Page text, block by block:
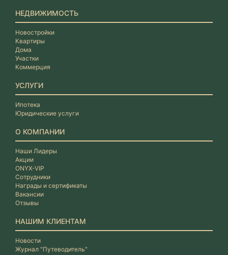
НЕДВИЖИМОСТЬ
Новостройки
Квартиры
Дома
Участки
Коммерция
УСЛУГИ
Ипотека
Юридические услуги
О КОМПАНИИ
Наши Лидеры
Акции
ONYX-VIP
Сотрудники
Награды и сертификаты
Вакансии
Отзывы
НАШИМ КЛИЕНТАМ
Новости
Журнал "Путеводитель"